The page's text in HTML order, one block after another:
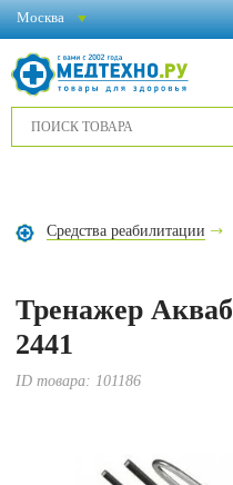
Москва
Средства реабилитации
Тренажер
2441
ID товара: 101186